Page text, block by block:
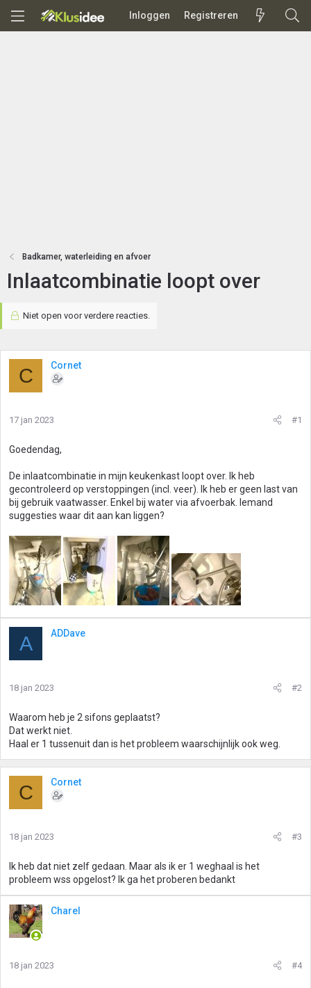
Inloggen Registreren
Badkamer, waterleiding en afvoer
Inlaatcombinatie loopt over
Niet open voor verdere reacties.
C Cornet
17 jan 2023 #1
Goedendag,
De inlaatcombinatie in mijn keukenkast loopt over. Ik heb
gecontroleerd op verstoppingen (incl. veer). Ik heb er geen last van
bij gebruik vaatwasser. Enkel bij water via afvoerbak. Iemand
suggesties waar dit aan kan liggen?
A ADDave
18 jan 2023 #2
Waarom heb je 2 sifons geplaatst?
Dat werkt niet.
Haal er 1 tussenuit dan is het probleem waarschijnlijk ook weg.
C Cornet
18 jan 2023 #3
Ik heb dat niet zelf gedaan. Maar als ik er 1 weghaal is het
probleem wss opgelost? Ik ga het proberen bedankt
Charel
18 jan 2023 #4